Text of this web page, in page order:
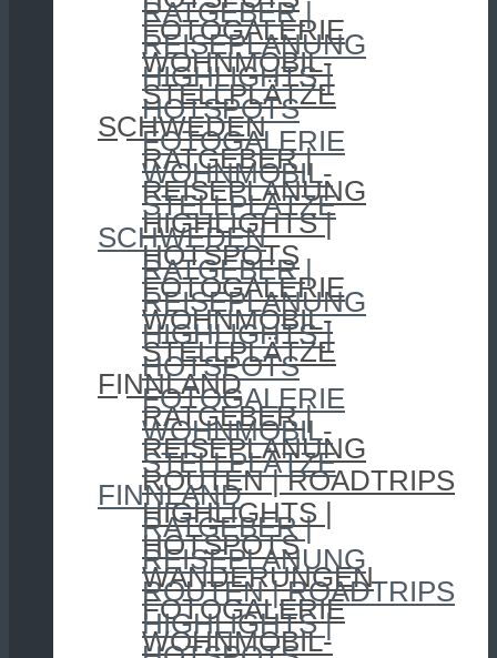
FOTOGALERIE
WOHNMOBIL-
STELLPLÄTZE
SCHWEDEN
RATGEBER |
REISEPLANUNG
HIGHLIGHTS |
HOTSPOTS
FOTOGALERIE
WOHNMOBIL-
STELLPLÄTZE
FINNLAND
RATGEBER |
REISEPLANUNG
ROUTEN | ROADTRIPS
HIGHLIGHTS |
HOTSPOTS
WANDERUNGEN
FOTOGALERIE
WOHNMOBIL-
RATGEBER |
REISEPLANUNG
HIGHLIGHTS |
HOTSPOTS
FOTOGALERIE
WOHNMOBIL-
STELLPLÄTZE
SCHWEDEN
RATGEBER |
REISEPLANUNG
HIGHLIGHTS |
HOTSPOTS
FOTOGALERIE
WOHNMOBIL-
STELLPLÄTZE
FINNLAND
RATGEBER |
REISEPLANUNG
ROUTEN | ROADTRIPS
HIGHLIGHTS |